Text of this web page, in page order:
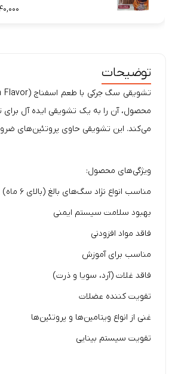
توضیحات
محصول، آن را به یک تشویقی ایده آل
می‌کند. این تشویقی حاوی پروتئین‌های
ویژگی‌های محصول:
مناسب انواع نژاد سگ‌های بالغ (بالای ۶ ماه)
بهبود سلامت سیستم ایمنی
فاقد مواد افزودنی
مناسب برای آموزش
فاقد غلات (آرد، سویا و ذرت)
تقویت کننده عضلات
غنی از انواع ویتامین‌ها و پروتئین‌ها
تقویت سیستم بینایی